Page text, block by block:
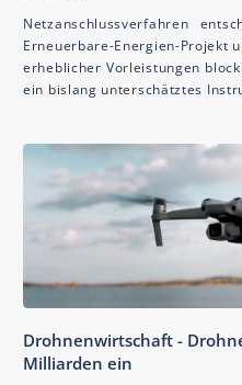
Netzanschlussverfahren
Erneuerbare-Energien-Projekt
erheblicher Vorleistungen
ein bislang unterschätztes
Drohnenwirtschaft -
Milliarden ein